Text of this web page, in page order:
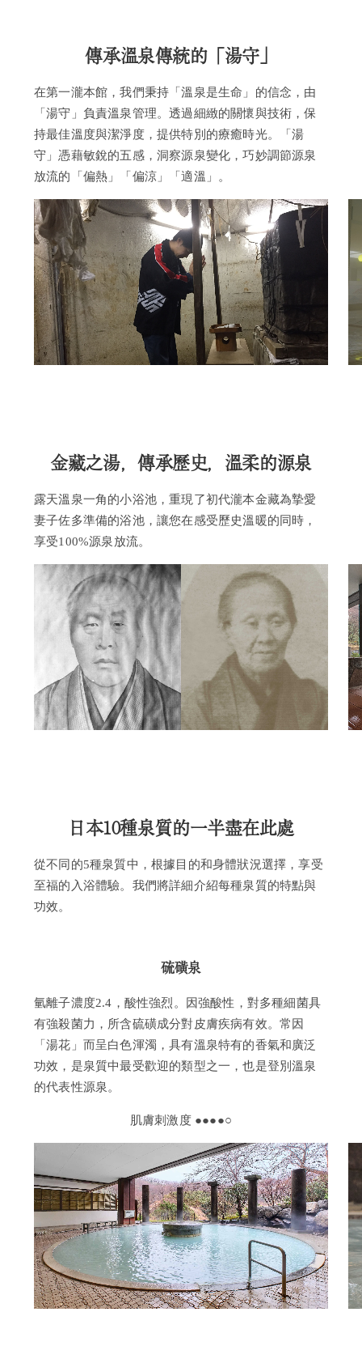
傳承溫泉傳統的「湯守」
在第一瀧本館，我們秉持「溫泉是生命」的信念，由
「湯守」負責溫泉管理。透過細緻的關懷與技術，保
持最佳溫度與潔淨度，提供特別的療癒時光。「湯
守」憑藉敏銳的五感，洞察源泉變化，巧妙調節源泉
放流的「偏熱」「偏涼」「適溫」。
金藏之湯，傳承歷史，溫柔的源泉
露天溫泉一角的小浴池，重現了初代瀧本金藏為摯愛
妻子佐多準備的浴池，讓您在感受歷史溫暖的同時，
享受100%源泉放流。
日本10種泉質的一半盡在此處
從不同的5種泉質中，根據目的和身體狀況選擇，享受
至福的入浴體驗。我們將詳細介紹每種泉質的特點與
功效。
硫磺泉
氫離子濃度2.4，酸性強烈。因強酸性，對多種細菌具
有強殺菌力，所含硫磺成分對皮膚疾病有效。常因
「湯花」而呈白色渾濁，具有溫泉特有的香氣和廣泛
功效，是泉質中最受歡迎的類型之一，也是登別溫泉
的代表性源泉。
肌膚刺激度 ●●●●○